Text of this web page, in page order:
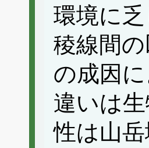
環境に
稜線間
の成因
違いは
性は山